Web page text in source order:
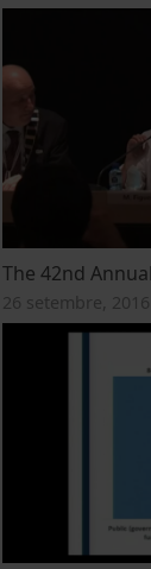
The 42nd
26 setembre, 2016